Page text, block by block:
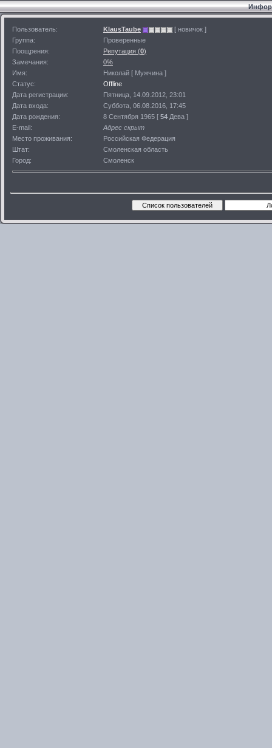
Пользователь: KlausTaube
[ новичок ]
Группа:
Проверенные
Поощрения:
Репутация (0)
Замечания:
0%
Имя:
Николай [ Мужчина ]
Статус:
Offline
Дата регистрации:
Пятница, 14.09.2012, 23:01
Дата входа:
Суббота, 06.08.2016, 17:45
Дата рождения:
8 Сентября 1965 [ 54 Дева ]
E-mail:
Адрес скрыт
Место проживания:
Российская Федерация
Штат:
Смоленская область
Город:
Смоленск